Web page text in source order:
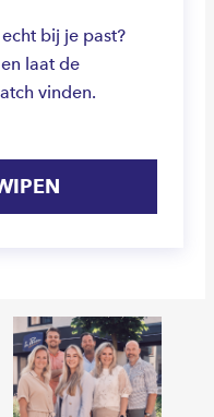
bij je past?
laat de
vinden.